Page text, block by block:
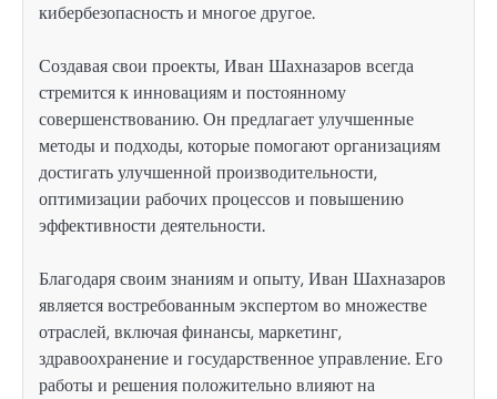
кибербезопасность и многое другое.
Создавая свои проекты, Иван Шахназаров всегда
стремится к инновациям и постоянному
совершенствованию. Он предлагает улучшенные
методы и подходы, которые помогают организациям
достигать улучшенной производительности,
оптимизации рабочих процессов и повышению
эффективности деятельности.
Благодаря своим знаниям и опыту, Иван Шахназаров
является востребованным экспертом во множестве
отраслей, включая финансы, маркетинг,
здравоохранение и государственное управление. Его
работы и решения положительно влияют на